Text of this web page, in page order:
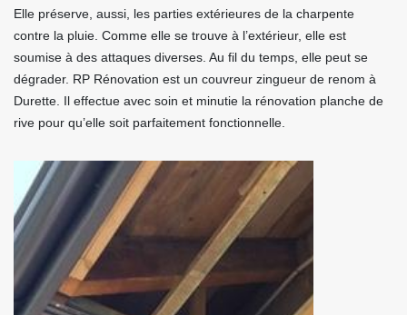
Elle préserve, aussi, les parties extérieures de la charpente
contre la pluie. Comme elle se trouve à l’extérieur, elle est
soumise à des attaques diverses. Au fil du temps, elle peut se
dégrader. RP Rénovation est un couvreur zingueur de renom à
Durette. Il effectue avec soin et minutie la rénovation planche de
rive pour qu’elle soit parfaitement fonctionnelle.